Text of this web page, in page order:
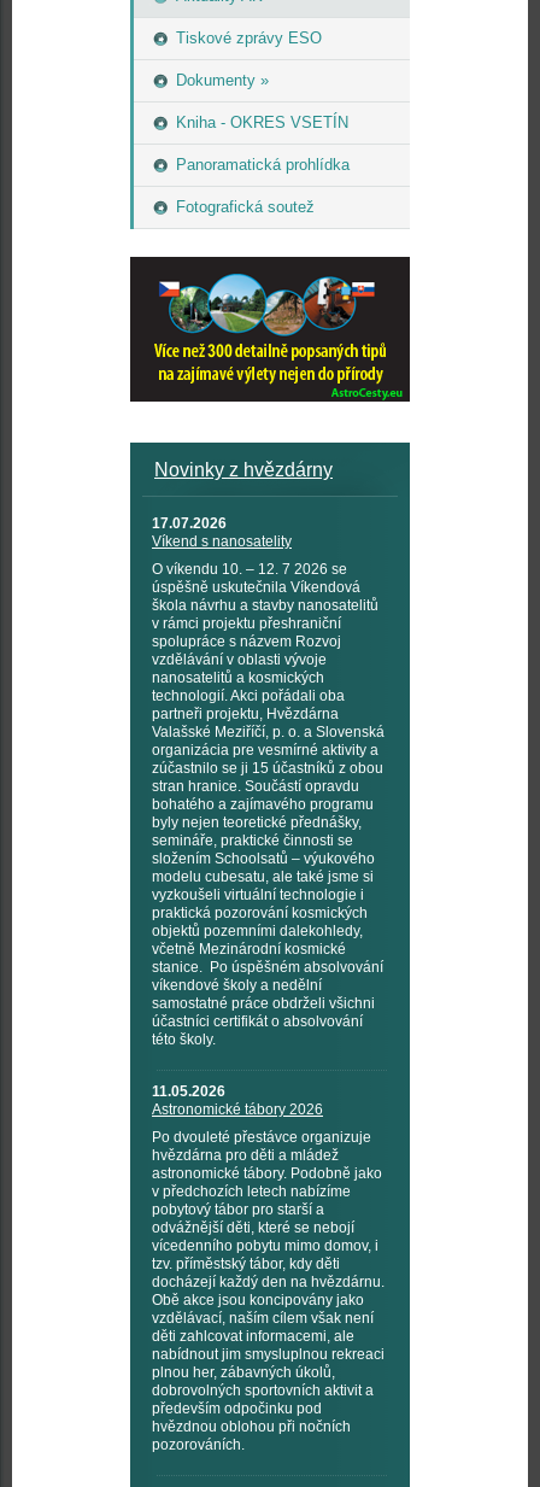
Tiskové zprávy ESO
Dokumenty »
Kniha - OKRES VSETÍN
Panoramatická prohlídka
Fotografická soutež
Novinky z hvězdárny
17.07.2026
Víkend s nanosatelity
O víkendu 10. – 12. 7 2026 se
úspěšně uskutečnila Víkendová
škola návrhu a stavby nanosatelitů
v rámci projektu přeshraniční
spolupráce s názvem Rozvoj
vzdělávání v oblasti vývoje
nanosatelitů a kosmických
technologií. Akci pořádali oba
partneři projektu, Hvězdárna
Valašské Meziříčí, p. o. a Slovenská
organizácia pre vesmírné aktivity a
zúčastnilo se ji 15 účastníků z obou
stran hranice. Součástí opravdu
bohatého a zajímavého programu
byly nejen teoretické přednášky,
semináře, praktické činnosti se
složením Schoolsatů – výukového
modelu cubesatu, ale také jsme si
vyzkoušeli virtuální technologie i
praktická pozorování kosmických
objektů pozemními dalekohledy,
včetně Mezinárodní kosmické
stanice. Po úspěšném absolvování
víkendové školy a nedělní
samostatné práce obdrželi všichni
účastníci certifikát o absolvování
této školy.
11.05.2026
Astronomické tábory 2026
Po dvouleté přestávce organizuje
hvězdárna pro děti a mládež
astronomické tábory. Podobně jako
v předchozích letech nabízíme
pobytový tábor pro starší a
odvážnější děti, které se nebojí
vícedenního pobytu mimo domov, i
tzv. příměstský tábor, kdy děti
docházejí každý den na hvězdárnu.
Obě akce jsou koncipovány jako
vzdělávací, naším cílem však není
děti zahlcovat informacemi, ale
nabídnout jim smysluplnou rekreaci
plnou her, zábavných úkolů,
dobrovolných sportovních aktivit a
především odpočinku pod
hvězdnou oblohou při nočních
pozorováních.